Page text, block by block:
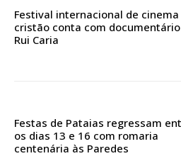
casa
Acesso ao conteúdo online
Acesso aos conteúdos
Escolha o
Festival internacional de cinema
cristão conta com
Rui Caria
Festas de Pataias regressam
os dias 13 e 16 com romaria
centenária às Paredes